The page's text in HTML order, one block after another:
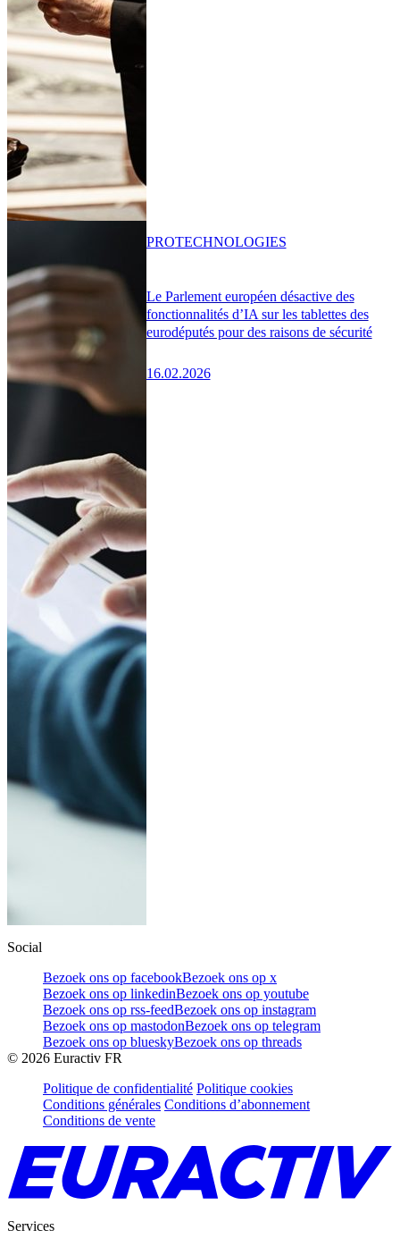
Le Parlement européen désactive des
fonctionnalités d’IA sur les tablettes des
eurodéputés pour des raisons de sécurité
16.02.2026
PROTECHNOLOGIES
Social
Bezoek ons op facebookBezoek ons op x
Bezoek ons op linkedinBezoek ons op youtube
Bezoek ons op rss-feedBezoek ons op instagram
Bezoek ons op mastodonBezoek ons op telegram
Bezoek ons op blueskyBezoek ons op threads
© 2026 Euractiv FR
Politique de confidentialité Politique cookies
Conditions générales Conditions d’abonnement
Conditions de vente
Services